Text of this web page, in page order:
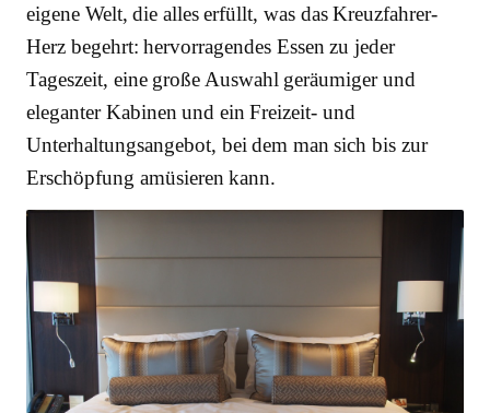
eigene Welt, die alles erfüllt, was das Kreuzfahrer-
Herz begehrt: hervorragendes Essen zu jeder
Tageszeit, eine große Auswahl geräumiger und
eleganter Kabinen und ein Freizeit- und
Unterhaltungsangebot, bei dem man sich bis zur
Erschöpfung amüsieren kann.